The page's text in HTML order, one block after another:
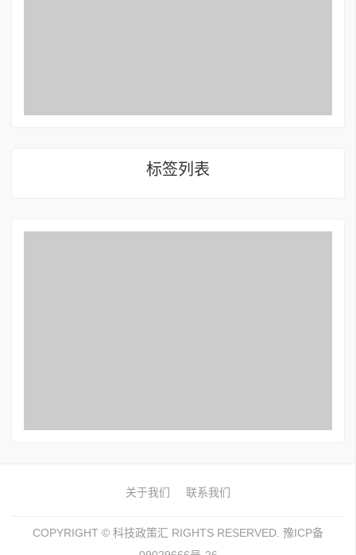
标签列表
关于我们 联系我们
COPYRIGHT © 科技政策汇 RIGHTS RESERVED. 豫ICP备